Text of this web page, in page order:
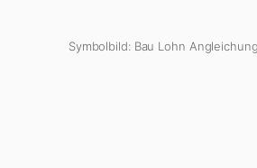
Symbolbild: Bau Lohn